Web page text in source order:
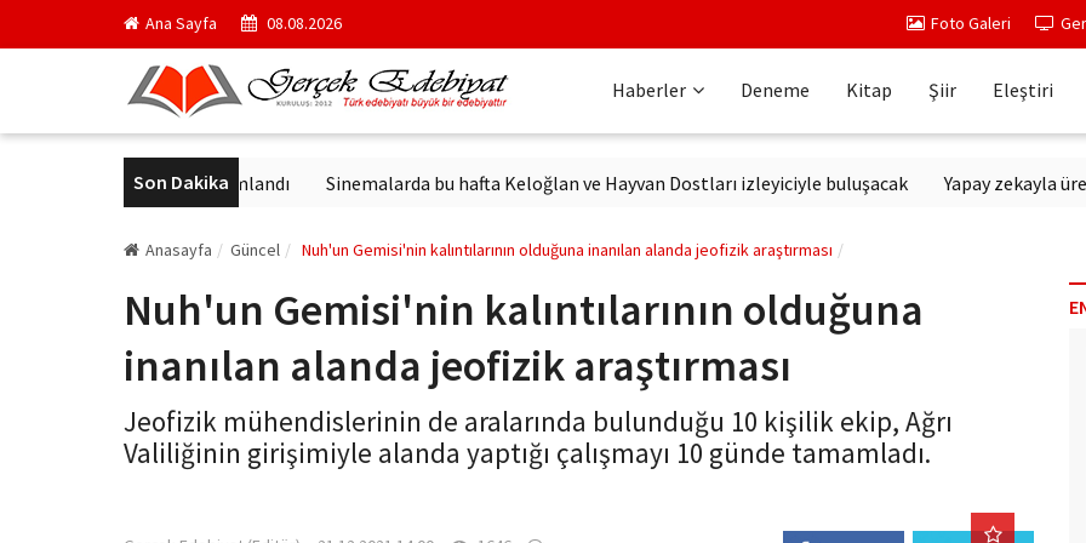
Ana Sayfa 08.08.2026 Foto Galeri
Haberler Deneme Kitap Şiir Eleştiri
Son Dakika
en ünlü yapıtı yayımlandı Sinemalarda bu hafta Keloğlan ve Hayvan Dostları izleyiciyle buluşacak Yapay zekayla üretilen
Anasayfa Güncel Nuh'un Gemisi'nin kalıntılarının olduğuna inanılan alanda jeofizik araştırması
Nuh'un Gemisi'nin kalıntılarının olduğuna
inanılan alanda jeofizik araştırması
Jeofizik mühendislerinin de aralarında bulunduğu 10 kişilik ekip, Ağrı
Valiliğinin girişimiyle alanda yaptığı çalışmayı 10 günde tamamladı.